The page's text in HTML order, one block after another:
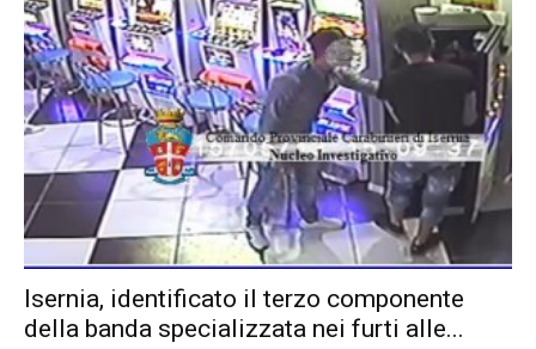
Isernia, identificato il terzo componente
della banda specializzata nei furti alle...